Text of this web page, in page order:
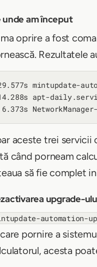
unde am început
oprire a fost
Rezultatele
mintupdate-
apt-
aceste trei servicii
când porneam
să fie complet
upgrade-
automation-
pornire a
acesta